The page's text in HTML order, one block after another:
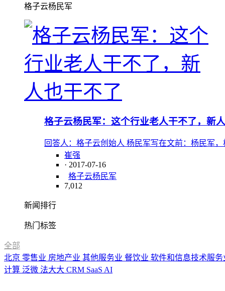
格子云杨民军
格子云杨民军：这个行业老人干不了，新
回答人：格子云创始人 杨民军写在文前：杨民军
崔强
· 2017-07-16
格子云杨民军
7,012
新闻排行
热门标签
全部
北京 零售业 房地产业 其他服务业 餐饮业 软件和信息技术服
计算 泛微 法大大 CRM SaaS AI